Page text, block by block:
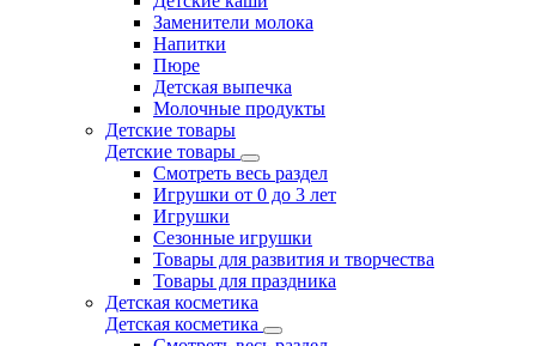
Заменители молока
Напитки
Пюре
Детская выпечка
Молочные продукты
Детские товары
Детские товары
Смотреть весь раздел
Игрушки от 0 до 3 лет
Игрушки
Сезонные игрушки
Товары для развития и творчества
Товары для праздника
Детская косметика
Детская косметика